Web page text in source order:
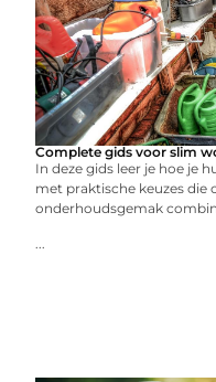
Complete gids voor slim
In deze gids leer je hoe je
met praktische keuzes
onderhoudsgemak
...